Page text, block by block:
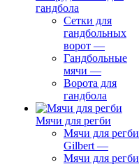
гандбола
Сетки для
гандбольных
ворот —
Гандбольные
мячи —
Ворота для
гандбола
Мячи для регби
Мячи для регби
Gilbert —
Мячи для регби